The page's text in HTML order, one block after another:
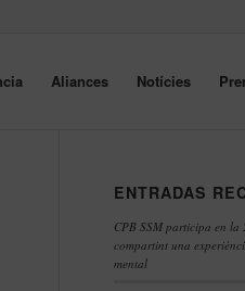
Aliances Notícies
ENTRADAS
CPB SSM participa en
compartint una
mental